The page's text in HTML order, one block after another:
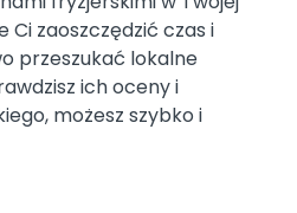
zaoszczędzić czas i
przeszukać lokalne
ich oceny i
możesz szybko i